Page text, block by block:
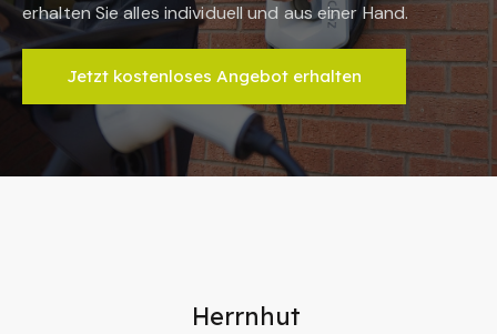
erhalten Sie alles individuell und aus einer Hand.
Jetzt kostenloses Angebot erhalten
Herrnhut